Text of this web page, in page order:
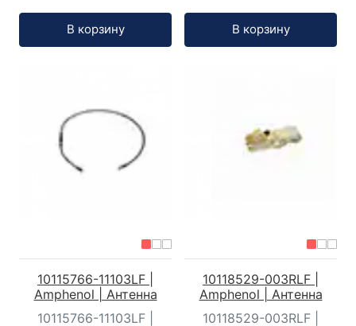
В корзину В корзину
10115766-11103LF |
Amphenol | Антенна
10115766-11103LF |
10118529-003RLF |
Amphenol | Антенна
10118529-003RLF |